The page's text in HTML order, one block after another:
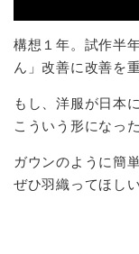
構想１年。試作半
ん」改善に改善を
もし、洋服が日本
こういう形になっ
ガウンのように簡
ぜひ羽織ってほし